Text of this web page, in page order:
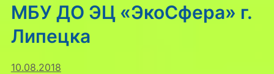
МБУ ДО ЭЦ «ЭкоСфера» г.
Липецка
10.08.2018